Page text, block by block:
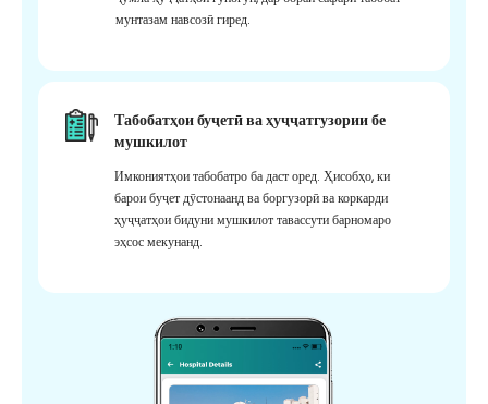
мунтазам навсозӣ гиред.
Табобатҳои буҷетӣ ва ҳуҷҷатгузории бе
мушкилот
Имкониятҳои табобатро ба даст оред. Ҳисобҳо, ки
барои буҷет дӯстонаанд ва боргузорӣ ва коркарди
ҳуҷҷатҳои бидуни мушкилот тавассути барномаро
эҳсос мекунанд.